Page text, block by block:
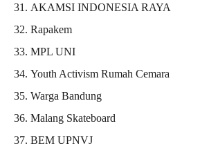
AKAMSI INDONESIA RAYA
Rapakem
MPL UNI
Youth Activism Rumah Cemara
Warga Bandung
Malang Skateboard
BEM UPNVJ